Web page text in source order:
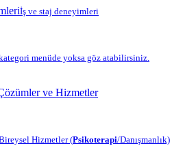
İş ve staj deneyimleri
kategori menüde yoksa göz atabilirsiniz.
ve Hizmetler
Hizmetler (Psikoterapi/Danışmanlık)